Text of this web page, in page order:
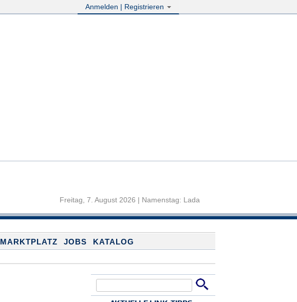
Anmelden | Registrieren
Freitag, 7. August 2026 | Namenstag: Lada
MARKTPLATZ JOBS
KATALOG